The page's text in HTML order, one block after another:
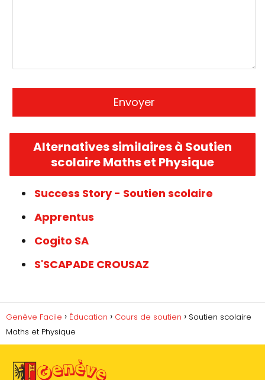
Alternatives similaires à Soutien
scolaire Maths et Physique
Success Story - Soutien scolaire
Apprentus
Cogito SA
S'SCAPADE CROUSAZ
Genève Facile Éducation Cours de soutien
Soutien scolaire
Maths et Physique